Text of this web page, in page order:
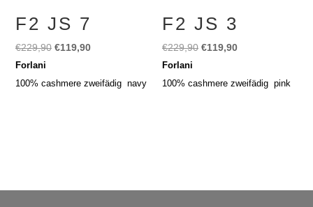
F2 JS 7
€229,90 Ursprünglicher
war:
€119,90Aktueller
ist:
Forlani
100% cashmere zweifädig navy
F2 JS 3
€229,90 Ursprünglicher
war:
€119,90Aktueller
ist:
Forlani
100% cashmere zweifädig pink